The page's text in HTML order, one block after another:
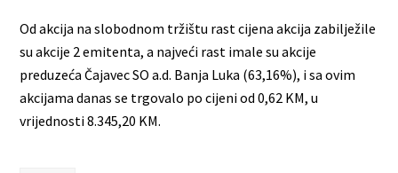
Od akcija na slobodnom tržištu rast cijena akcija zabilježile
su akcije 2 emitenta, a najveći rast imale su akcije
preduzeća Čajavec SO a.d. Banja Luka (63,16%), i sa ovim
akcijama danas se trgovalo po cijeni od 0,62 KM, u
vrijednosti 8.345,20 KM.